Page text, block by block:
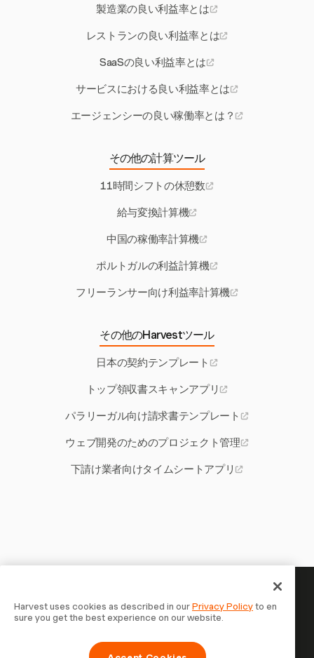
製造業の良い利益率とは
レストランの良い利益率とは
SaaSの良い利益率とは
サービスにおける良い利益率とは
エージェンシーの良い稼働率とは？
その他の計算ツール
11時間シフトの休憩数
給与変換計算機
中国の稼働率計算機
ポルトガルの利益計算機
フリーランサー向け利益率計算機
その他のHarvestツール
日本の契約テンプレート
トップ領収書スキャンアプリ
パラリーガル向け請求書テンプレート
ウェブ開発のためのプロジェクト管理
下請け業者向けタイムシートアプリ
あなたの時間には記録する価値
がある — 今すぐ始めましょう
Harvestで時間を記録し、クライアントに請求し、より速
Harvest uses cookies as described in ourPrivacy Policyto en
sure you get the best experience on our website.